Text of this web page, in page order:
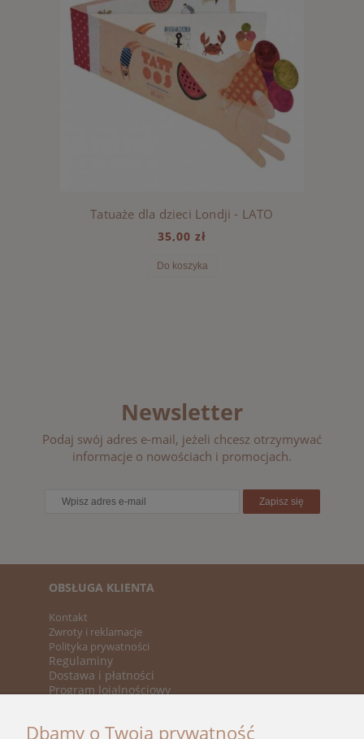
Tatuaże dla dzieci Londji - LATO
35,00 zł
Do koszyka
Newsletter
Podaj swój adres e-mail, jeżeli chcesz otrzymywać
informacje o nowościach i promocjach.
Zapisz się
OBSŁUGA KLIENTA
Kontakt
Zwroty i reklamacje
Polityka prywatności
Regulaminy
Dostawa i płatności
Program lojalnościowy
Dbamy o Twoją prywatność